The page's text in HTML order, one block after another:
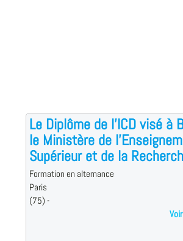
Le Diplôme de l'ICD visé à
le Ministère de
Supérieur et de la
Formation en alternance
Paris
(75) -